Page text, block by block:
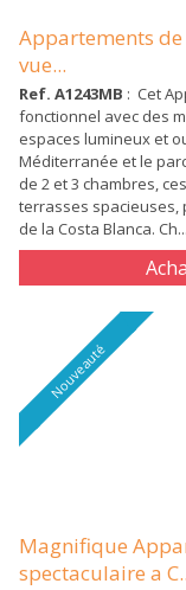
Appartements de
vue...
Ref. A1243MB : Cet
fonctionnel avec des
espaces lumineux et
Méditerranée et le
de 2 et 3 chambres,
terrasses spacieuses,
de la Costa Blanca. Ch...
Nouveauté
Magnifique
spectaculaire a